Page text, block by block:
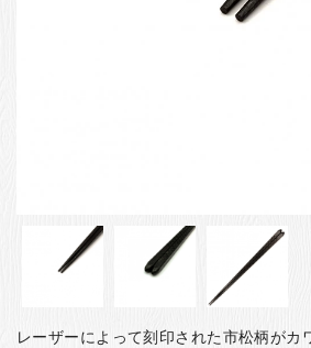
レーザーによって刻印された市松柄がカ